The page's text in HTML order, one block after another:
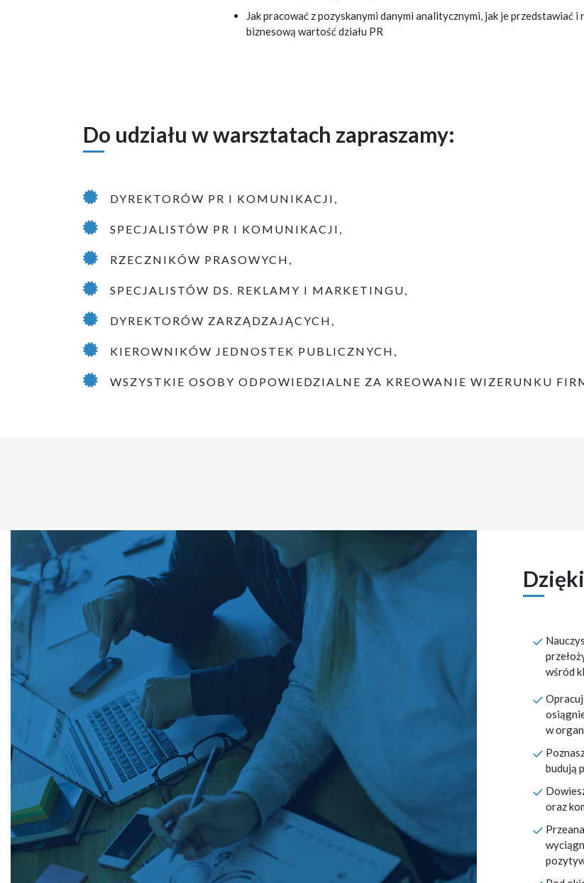
Jak pracować z pozyskanymi danymi analitycznymi, jak je przedstawiać
biznesową wartość działu PR
Do udziału w warsztatach zapraszamy:
DYREKTORÓW PR I KOMUNIKACJI,
SPECJALISTÓW PR I KOMUNIKACJI,
RZECZNIKÓW PRASOWYCH,
SPECJALISTÓW DS. REKLAMY I MARKETINGU,
DYREKTORÓW ZARZĄDZAJĄCYCH,
KIEROWNIKÓW JEDNOSTEK PUBLICZNYCH,
WSZYSTKIE OSOBY ODPOWIEDZIALNE ZA KREOWANIE WIZERUNKU
wśród
w
budują
oraz